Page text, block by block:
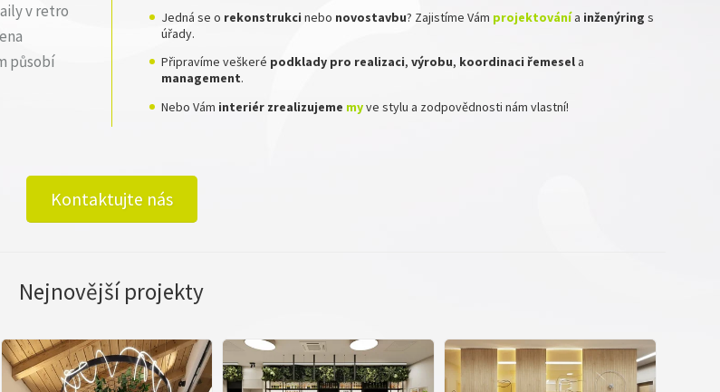
v retro
působí
Jedná se o rekonstrukci nebo novostavbu? Zajistíme Vám projektovánía inženýring s
úřady.
Připravíme veškeré podklady pro realizaci, výrobu, koordinaci řemesel a
management.
Nebo Vám interiér zrealizujeme myve stylu a zodpovědnosti nám vlastní!
Kontaktujte nás
Nejnovější projekty